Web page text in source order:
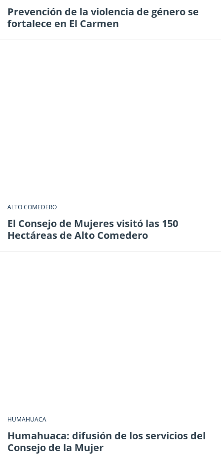
Prevención de la violencia de género se
fortalece en El Carmen
ALTO COMEDERO
El Consejo de Mujeres visitó las 150
Hectáreas de Alto Comedero
HUMAHUACA
Humahuaca: difusión de los servicios del
Consejo de la Mujer